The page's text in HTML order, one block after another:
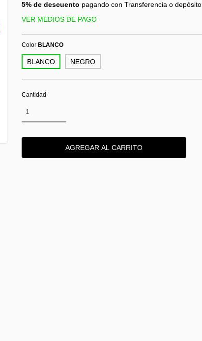
5% de descuento pagando con Transferencia o depósito
VER MEDIOS DE PAGO
Color BLANCO
BLANCO NEGRO
Cantidad